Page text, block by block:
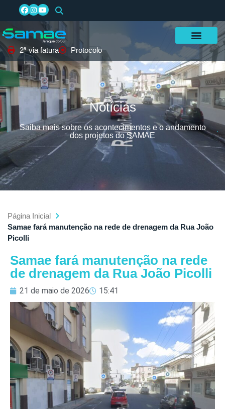
2ª via fatura Protocolo
Notícias
Saiba mais sobre os acontecimentos e o andamento
dos projetos do SAMAE
Página Inicial
Samae fará manutenção na rede de drenagem da Rua João
Picolli
Samae fará manutenção na rede
de drenagem da Rua João Picolli
21 de maio de 2026 15:41